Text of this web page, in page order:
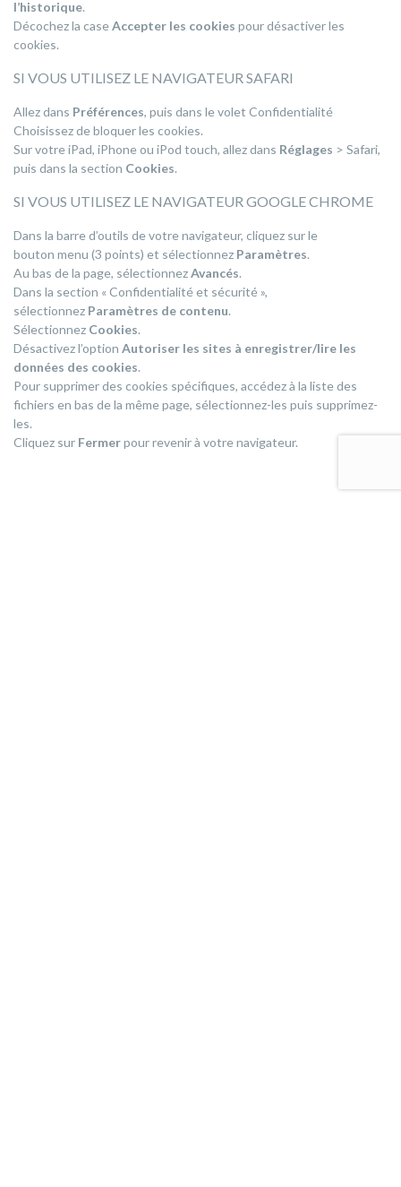
l’historique.
Décochez la caseAccepter les cookies pour désactiver les
cookies.
SI VOUS UTILISEZ LE NAVIGATEUR SAFARI
Allez dans Préférences, puis dans le volet Confidentialité
Choisissez de bloquer les cookies.
Sur votre iPad, iPhone ou iPod touch, allez dans Réglages > Safari,
puis dans la section Cookies.
SI VOUS UTILISEZ LE NAVIGATEUR GOOGLE CHROME
Dans la barre d’outils de votre navigateur, cliquez sur le
bouton menu (3 points) et sélectionnez Paramètres.
Au bas de la page, sélectionnezAvancés.
Dans la section « Confidentialité et sécurité »,
sélectionnez Paramètres de contenu.
Sélectionnez Cookies.
Désactivez l’option Autoriser les sites à enregistrer/lire les
données des cookies.
Pour supprimer des cookies spécifiques, accédez à la liste des
fichiers en bas de la même page, sélectionnez-les puis supprimez-
les.
Cliquez sur Fermerpour revenir à votre navigateur.